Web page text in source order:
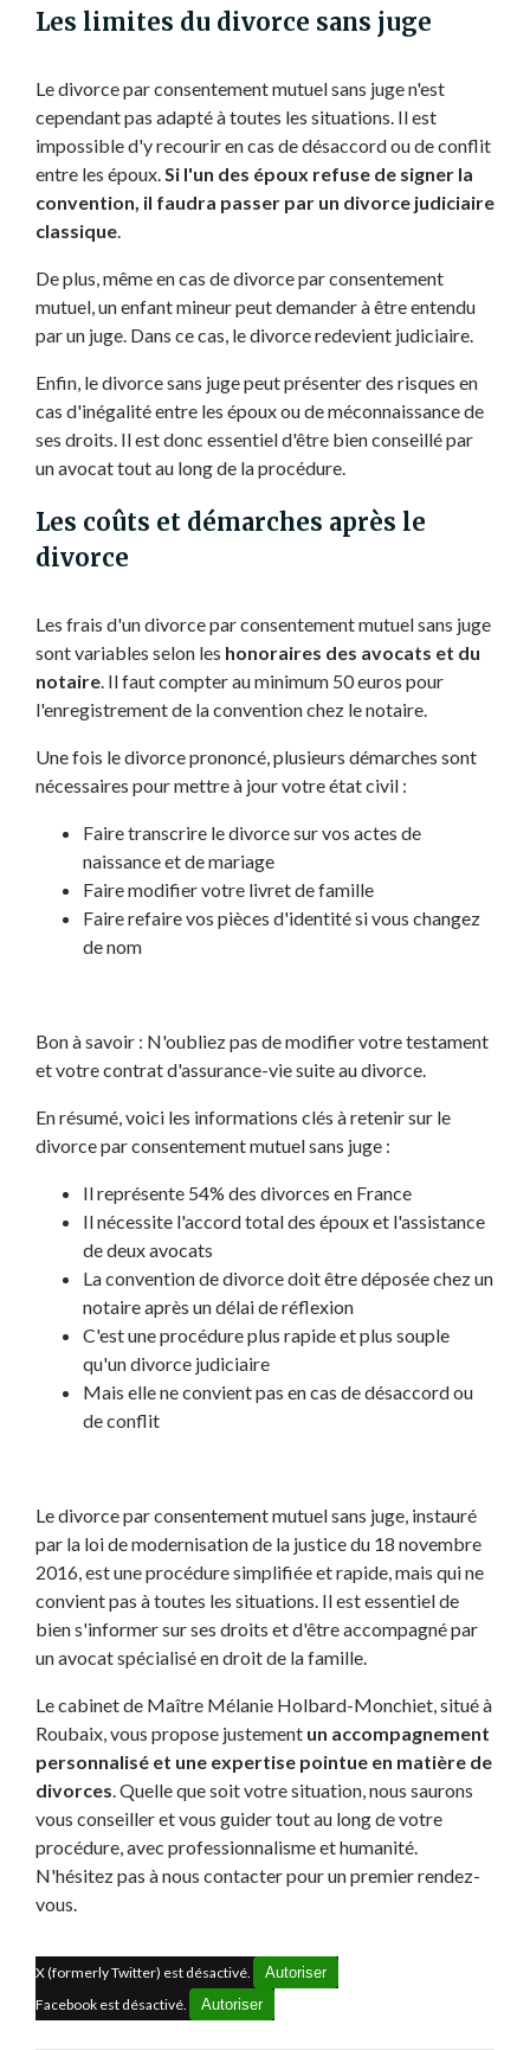
Les limites du divorce sans juge
Le divorce par consentement mutuel sans juge n'est
cependant pas adapté à toutes les situations. Il est
impossible d'y recourir en cas de désaccord ou de conflit
entre les époux. Si l'un des époux refuse de signer la
convention, il faudra passer par un divorce judiciaire
classique.
De plus, même en cas de divorce par consentement
mutuel, un enfant mineur peut demander à être entendu
par un juge. Dans ce cas, le divorce redevient judiciaire.
Enfin, le divorce sans juge peut présenter des risques en
cas d'inégalité entre les époux ou de méconnaissance de
ses droits. Il est donc essentiel d'être bien conseillé par
un avocat tout au long de la procédure.
Les coûts et démarches après le
divorce
Les frais d'un divorce par consentement mutuel sans juge
sont variables selon les honoraires des avocats et du
notaire. Il faut compter au minimum 50 euros pour
l'enregistrement de la convention chez le notaire.
Une fois le divorce prononcé, plusieurs démarches sont
nécessaires pour mettre à jour votre état civil :
Faire transcrire le divorce sur vos actes de
naissance et de mariage
Faire modifier votre livret de famille
Faire refaire vos pièces d'identité si vous changez
de nom
Bon à savoir : N'oubliez pas de modifier votre testament
et votre contrat d'assurance-vie suite au divorce.
En résumé, voici les informations clés à retenir sur le
divorce par consentement mutuel sans juge :
Il représente 54% des divorces en France
Il nécessite l'accord total des époux et l'assistance
de deux avocats
La convention de divorce doit être déposée chez un
notaire après un délai de réflexion
C'est une procédure plus rapide et plus souple
qu'un divorce judiciaire
Mais elle ne convient pas en cas de désaccord ou
de conflit
Le divorce par consentement mutuel sans juge, instauré
par la loi de modernisation de la justice du 18 novembre
2016, est une procédure simplifiée et rapide, mais qui ne
convient pas à toutes les situations. Il est essentiel de
bien s'informer sur ses droits et d'être accompagné par
un avocat spécialisé en droit de la famille.
Le cabinet de Maître Mélanie Holbard-Monchiet, situé à
Roubaix, vous propose justement un accompagnement
personnalisé et une expertise pointue en matière de
divorces . Quelle que soit votre situation, nous saurons
vous conseiller et vous guider tout au long de votre
procédure, avec professionnalisme et humanité.
N'hésitez pas à nous contacter pour un premier rendez-
vous.
X (formerly Twitter) est désactivé.
Autoriser
Facebook est désactivé.
Autoriser